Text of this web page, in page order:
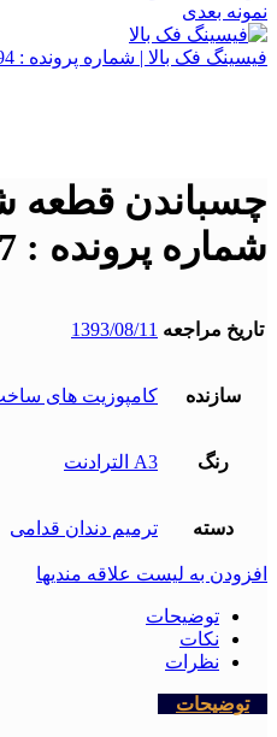
نمونه بعدی
فیسینگ فک بالا | شماره پرونده : 6694
چسباندن قطعه
شماره پرونده : 6547
تاریخ مراجعه 1393/08/11
سازنده کامپوزیت های
رنگ A3 الترادنت
دسته ترمیم دندان قدامی
افزودن به لیست علاقه مندیها
توضیحات
نکات
نظرات
توضیحات